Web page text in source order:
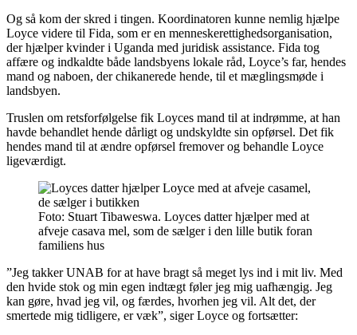
Og så kom der skred i tingen. Koordinatoren kunne nemlig hjælpe
Loyce videre til Fida, som er en menneskerettighedsorganisation,
der hjælper kvinder i Uganda med juridisk assistance. Fida tog
affære og indkaldte både landsbyens lokale råd, Loyce’s far, hendes
mand og naboen, der chikanerede hende, til et mæglingsmøde i
landsbyen.
Truslen om retsforfølgelse fik Loyces mand til at indrømme, at han
havde behandlet hende dårligt og undskyldte sin opførsel. Det fik
hendes mand til at ændre opførsel fremover og behandle Loyce
ligeværdigt.
Foto: Stuart Tibaweswa. Loyces datter hjælper med at
afveje casava mel, som de sælger i den lille butik foran
familiens hus
”Jeg takker UNAB for at have bragt så meget lys ind i mit liv. Med
den hvide stok og min egen indtægt føler jeg mig uafhængig. Jeg
kan gøre, hvad jeg vil, og færdes, hvorhen jeg vil. Alt det, der
smertede mig tidligere, er væk”, siger Loyce og fortsætter: